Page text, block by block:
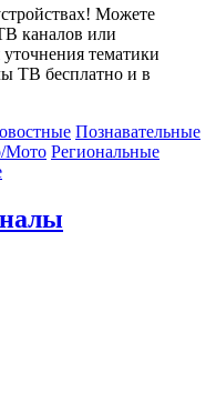
Можете
каналов или
тематики
ТВ бесплатно и в
Познавательные
Мото Региональные